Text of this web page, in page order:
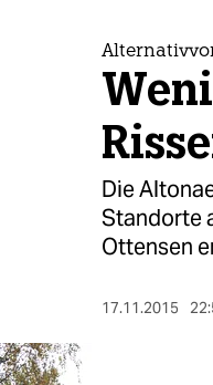
Die
Standorte
Ottensen
17.11.2015